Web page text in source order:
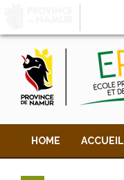
HOME ACCUEIL